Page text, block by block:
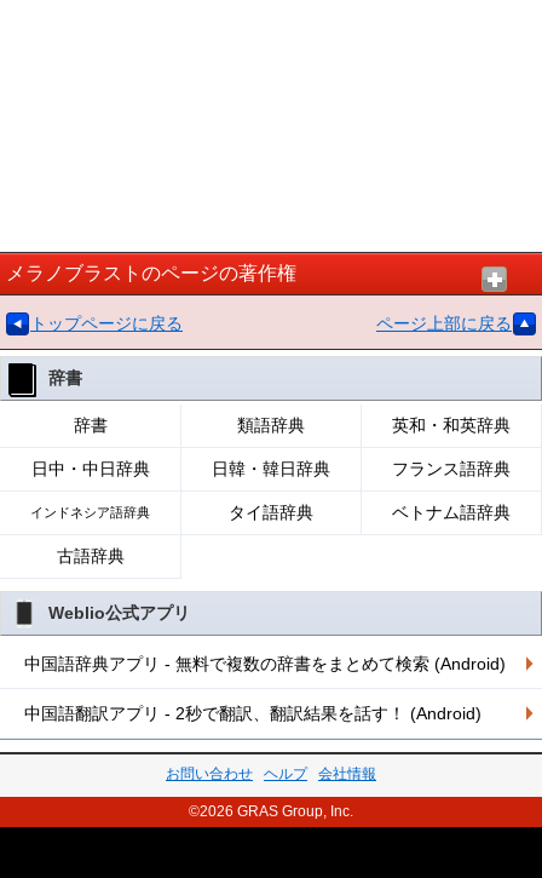
メラノブラストのページの著作権
トップページに戻る ページ上部に戻る
辞書
辞書 類語辞典 英和・和英辞典
日中・中日辞典 日韓・韓日辞典 フランス語辞典
インドネシア語辞典 タイ語辞典 ベトナム語辞典
古語辞典
Weblio公式アプリ
中国語辞典アプリ - 無料で複数の辞書をまとめて検索 (Android)
中国語翻訳アプリ - 2秒で翻訳、翻訳結果を話す！ (Android)
お問い合わせ ヘルプ 会社情報
©2026 GRAS Group, Inc.